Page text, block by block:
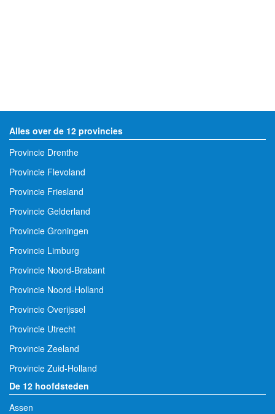
Alles over de 12 provincies
Provincie Drenthe
Provincie Flevoland
Provincie Friesland
Provincie Gelderland
Provincie Groningen
Provincie Limburg
Provincie Noord-Brabant
Provincie Noord-Holland
Provincie Overijssel
Provincie Utrecht
Provincie Zeeland
Provincie Zuid-Holland
De 12 hoofdsteden
Assen